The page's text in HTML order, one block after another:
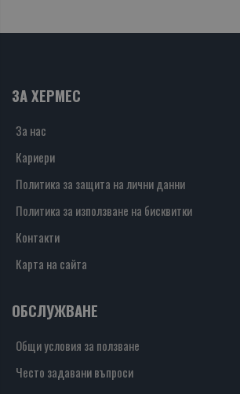
ЗА ХЕРМЕС
За нас
Кариери
Политика за защита на лични данни
Политика за използване на бисквитки
Контакти
Карта на сайта
ОБСЛУЖВАНЕ
Общи условия за ползване
Често задавани въпроси